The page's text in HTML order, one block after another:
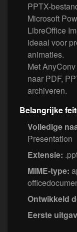
PPTX-
Microsoft
LibreOffice
ideaal voor
animaties.
Met
naar PDF,
archiveren.
Belangrijke
Volledige
Presentation
Extensie:
MIME-type:
Ontwikkeld
Eerste